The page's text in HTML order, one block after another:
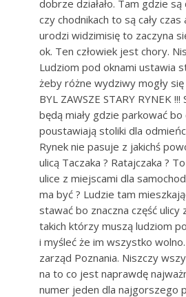
dobrze działało. Tam gdzie są
czy chodnikach to są cały
urodzi widzimisię to zaczyna
ok. Ten człowiek jest chory.
Ludziom pod oknami ustawia
żeby różne wydziwy mogły się
BYL ZAWSZE STARY RYNEK
będą miały gdzie parkować bo
poustawiają stoliki dla
Rynek nie pasuje z jakichś
ulicą Taczaka ? Ratajczaka ?
ulice z miejscami dla
ma być ? Ludzie tam
stawać bo znaczna część ulicy
takich którzy muszą ludziom
i myśleć że im wszystko
zarząd Poznania. Niszczy
na to co jest naprawdę
numer jeden dla najgorszego